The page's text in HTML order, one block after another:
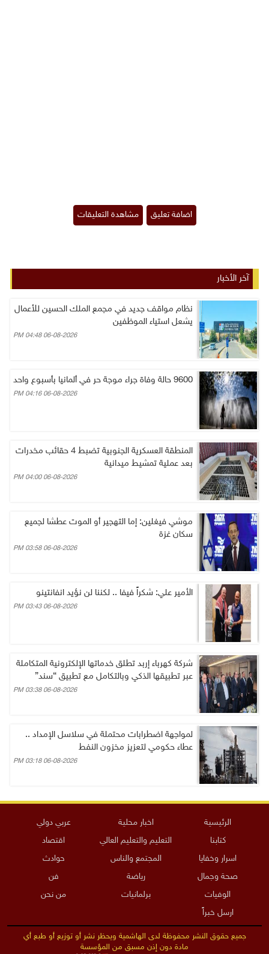
آخر الأخبار
نظام مواقف جديد في مجمع الملك الحسين للأعمال
يشعل استياء الموظفين
06-08-2026 04:48 PM
9600 حالة وفاة جراء موجة حر في ألمانيا بأسبوع واحد
06-08-2026 04:16 PM
المنطقة العسكرية الجنوبية تضبط 4 حقائب مخدرات
بعد عملية تمشيط ميدانية
06-08-2026 04:00 PM
موشي فيغلين: إما التهجير أو الموت عطشا لجميع
سكان غزة
06-08-2026 03:58 PM
الأمير علي: شكراً فيفا .. لكننا لن نؤيد انفانتينو
06-08-2026 03:43 PM
شركة كهرباء إربد تطلق خدماتها الإلكترونية المتكاملة
عبر تطبيقها الذكي وبالتكامل مع تطبيق “سند”
06-08-2026 03:38 PM
لمواجهة اضطرابات محتملة في سلاسل الإمداد ..
عطاء حكومي لتعزيز مخزون النفط
06-08-2026 03:18 PM
الرئيسية اخبار محلية
عربي دولي
كتابنا
التعليم والتعليم العالي
اقتصاد
اسرار وخفايا
المجتمع والناس
حوادث
صحة وجمال
رياضة
فن
الوفيات
برلمانيات
من نحن
ارسل خبراً
جميع حقوق النشر محفوظة لدى الهاشمية ويحظر نشر أو توزيع أو طبع أي
مادة دون إذن مسبق من المؤسسة